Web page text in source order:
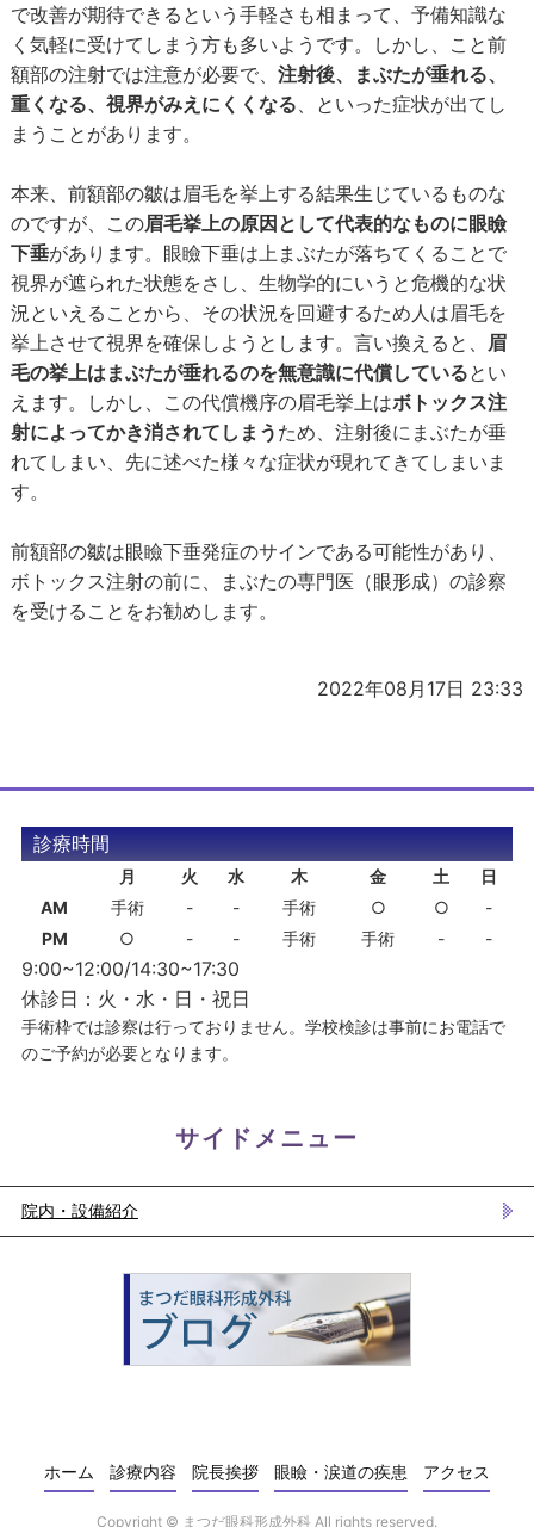
で改善が期待できるという手軽さも相まって、予備知識な
く気軽に受けてしまう方も多いようです。しかし、こと前
額部の注射では注意が必要で、 注射後、まぶたが垂れる、
重くなる、視界がみえにくくなる 、といった症状が出てし
まうことがあります。
本来、前額部の皺は眉毛を挙上する結果生じているものな
のですが、この眉毛挙上の原因として代表的なものに眼瞼
下垂があります。眼瞼下垂は上まぶたが落ちてくることで
視界が遮られた状態をさし、生物学的にいうと危機的な状
況といえることから、その状況を回避するため人は眉毛を
挙上させて視界を確保しようとします。言い換えると、
眉
毛の挙上はまぶたが垂れるのを無意識に代償しているとい
えます。しかし、この代償機序の眉毛挙上はボトックス注
射によってかき消されてしまう ため、注射後にまぶたが垂
れてしまい、先に述べた様々な症状が現れてきてしまいま
す。
前額部の皺は眼瞼下垂発症のサインである可能性があり、
ボトックス注射の前に、まぶたの専門医（眼形成）の診察
を受けることをお勧めします。
2022年08月17日 23:33
診療時間
月 火 水 木 金 土
日
AM
手術 - - 手術 ○ ○
-
PM
○ - - 手術 手術 - -
9:00~12:00/14:30~17:30
休診日：火・水・日・祝日
手術枠では診察は行っておりません。学校検診は事前にお電話で
のご予約が必要となります。
サイドメニュー
院内・設備紹介
ホーム 診療内容 院長挨拶 眼瞼・涙道の疾患 アクセス
Copyright © まつだ眼科形成外科 All rights reserved.